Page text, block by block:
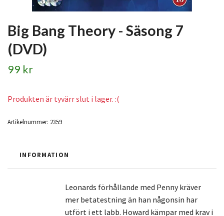
Big Bang Theory - Säsong 7
(DVD)
99 kr
Produkten är tyvärr slut i lager. :(
Artikelnummer: 2359
INFORMATION
Leonards förhållande med Penny kräver
mer betatestning än han någonsin har
utfört i ett labb. Howard kämpar med krav i